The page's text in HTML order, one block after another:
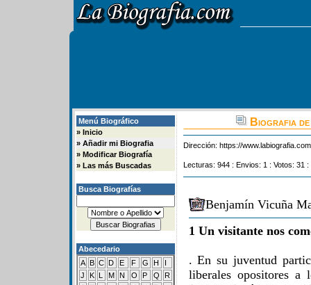
Menú Biográfico
» Inicio
» Añadir mi Biografia
» Modificar Biografía
» Las más Buscadas
Busca Biografías
Abecedario
A B C D E F G H
I
J
K L M N O P Q
R
Biografia
Dirección: https://
Lecturas: 944 : Envios: 1 : Votos: 31
Benjamín Vicuña
1 Un visitante nos
. En su juventud
liberales opositores a